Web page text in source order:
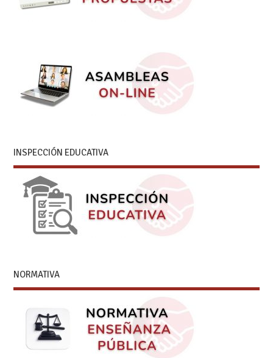
INSPECCIÓN EDUCATIVA
NORMATIVA